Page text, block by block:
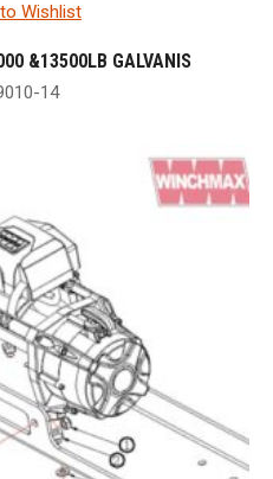
Wishlist
&13500LB GALVANIS
14